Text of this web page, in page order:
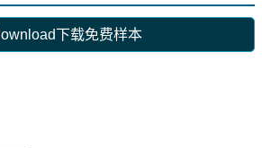
下载免费样本